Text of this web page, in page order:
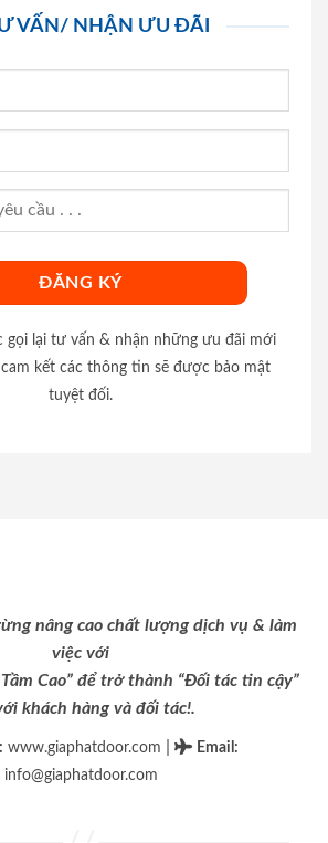
VẤN/ NHẬN ƯU ĐÃI
gọi lại tư vấn & nhận những ưu đãi mới
kết các thông tin sẽ được bảo mật
tuyệt đối.
nâng cao chất lượng dịch vụ & làm
việc với
Cao” để trở thành “Đối tác tin cậy”
khách hàng và đối tác!.
www.giaphatdoor.com Email :
info@giaphatdoor.com